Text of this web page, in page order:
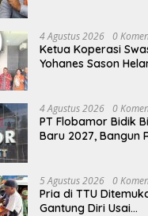
4 Agustus 2026 0
Ketua Koperasi
Yohanes Sason
Koperasi Swasti Sari
Semua Karyawan
Menyambut
4 Agustus 2026 0
PT Flobamor Bidik
Baru 2027, Bangun
5 Agustus 2026 0
Pria di TTU
Gantung Diri Usai